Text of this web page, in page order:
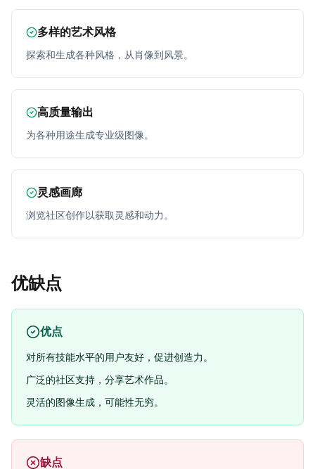
多样的艺术风格
探索和生成各种风格，从肖像到风景。
高质量输出
为各种用途生成专业级图像。
灵感画廊
浏览社区创作以获取灵感和动力。
优缺点
优点
对所有技能水平的用户友好，促进创造力。
广泛的社区支持，分享艺术作品。
灵活的图像生成，可能性无穷。
缺点